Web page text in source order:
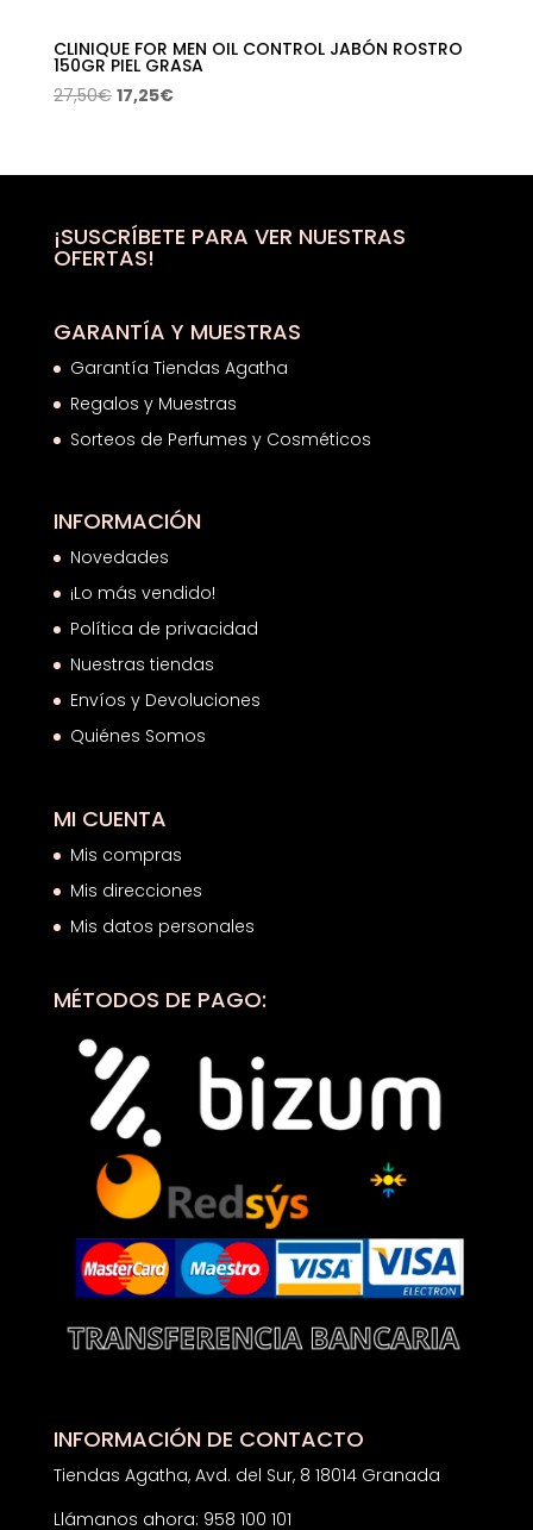
CLINIQUE FOR MEN OIL CONTROL JABÓN ROSTRO
150GR PIEL GRASA
27,50€ El
era:
17,25€El
es:
¡SUSCRÍBETE PARA VER NUESTRAS
OFERTAS!
GARANTÍA Y MUESTRAS
Garantía Tiendas Agatha
Regalos y Muestras
Sorteos de Perfumes y Cosméticos
INFORMACIÓN
Novedades
¡Lo más vendido!
Política de privacidad
Nuestras tiendas
Envíos y Devoluciones
Quiénes Somos
MI CUENTA
Mis compras
Mis direcciones
Mis datos personales
MÉTODOS DE PAGO:
INFORMACIÓN DE CONTACTO
Tiendas Agatha, Avd. del Sur, 8 18014 Granada
Llámanos ahora: 958 100 101